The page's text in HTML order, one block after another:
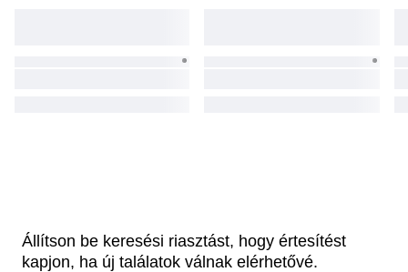
Állítson be keresési riasztást, hogy értesítést
kapjon, ha új találatok válnak elérhetővé.